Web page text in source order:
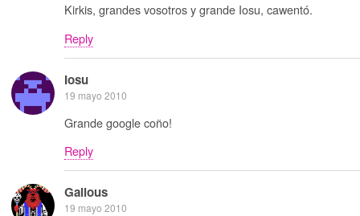
Kirkis, grandes vosotros y grande Iosu, cawentó.
Reply
Iosu
19 mayo 2010
Grande google coño!
Reply
Galious
19 mayo 2010